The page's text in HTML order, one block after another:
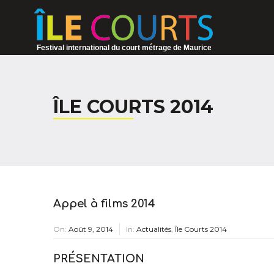
Festival international du court métrage de Maurice
ÎLE COURTS 2014
Appel à films 2014
On: Août 9, 2014 In: Actualités,Île Courts 2014
PRÉSENTATION